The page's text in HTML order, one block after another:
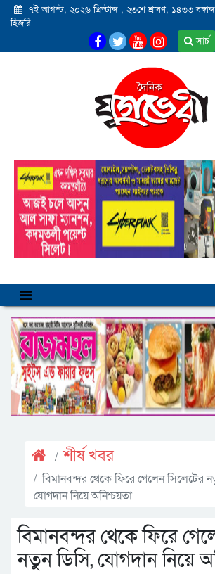
৭ই আগস্ট, ২০২৬ খ্রিস্টাব্দ , ২৩শে শ্রাবণ, ১৪৩৩ বঙ্গাব্দ
হিজরি
সার্চ
শীর্ষ খবর
বিমানবন্দর থেকে ফিরে গেলেন সিলেটের
যোগদান নিয়ে অনিশ্চয়তা
বিমানবন্দর থেকে ফিরে
নতুন ডিসি, যোগদান নিয়ে